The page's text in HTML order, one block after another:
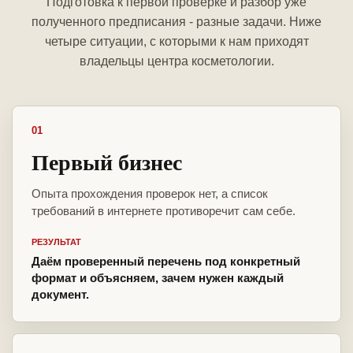
полученного предписания - разные задачи. Ниже
четыре ситуации, с которыми к нам приходят
владельцы центра косметологии.
01
Первый бизнес
Опыта прохождения проверок нет, а список
требований в интернете противоречит сам себе.
РЕЗУЛЬТАТ
Даём проверенный перечень под конкретный
формат и объясняем, зачем нужен каждый
документ.